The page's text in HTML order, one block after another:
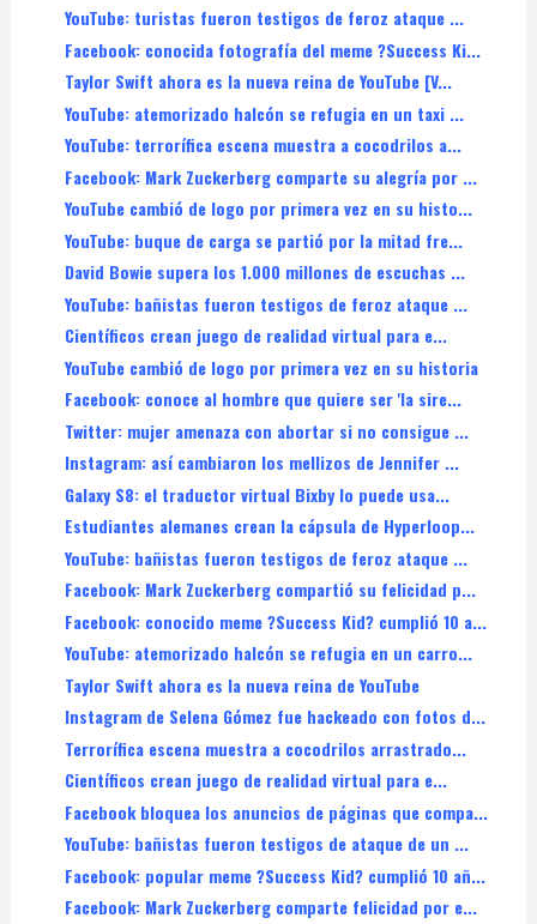
YouTube: turistas fueron testigos de feroz ataque ...
Facebook: conocida fotografía del meme ?Success Ki...
Taylor Swift ahora es la nueva reina de YouTube [V...
YouTube: atemorizado halcón se refugia en un taxi ...
YouTube: terrorífica escena muestra a cocodrilos a...
Facebook: Mark Zuckerberg comparte su alegría por ...
YouTube cambió de logo por primera vez en su histo...
YouTube: buque de carga se partió por la mitad fre...
David Bowie supera los 1.000 millones de escuchas ...
YouTube: bañistas fueron testigos de feroz ataque ...
Científicos crean juego de realidad virtual para e...
YouTube cambió de logo por primera vez en su historia
Facebook: conoce al hombre que quiere ser 'la sire...
Twitter: mujer amenaza con abortar si no consigue ...
Instagram: así cambiaron los mellizos de Jennifer ...
Galaxy S8: el traductor virtual Bixby lo puede usa...
Estudiantes alemanes crean la cápsula de Hyperloop...
YouTube: bañistas fueron testigos de feroz ataque ...
Facebook: Mark Zuckerberg compartió su felicidad p...
Facebook: conocido meme ?Success Kid? cumplió 10 a...
YouTube: atemorizado halcón se refugia en un carro...
Taylor Swift ahora es la nueva reina de YouTube
Instagram de Selena Gómez fue hackeado con fotos d...
Terrorífica escena muestra a cocodrilos arrastrado...
Científicos crean juego de realidad virtual para e...
Facebook bloquea los anuncios de páginas que compa...
YouTube: bañistas fueron testigos de ataque de un ...
Facebook: popular meme ?Success Kid? cumplió 10 añ...
Facebook: Mark Zuckerberg comparte felicidad por e...